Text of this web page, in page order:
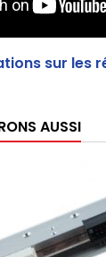
sur les
AUSSI